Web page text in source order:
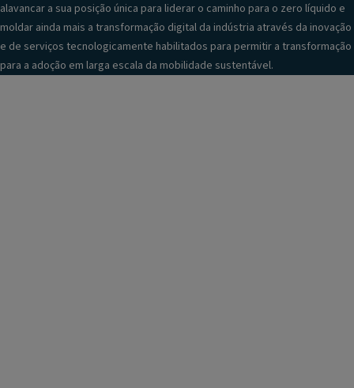
alavancar a sua posição única para liderar o caminho para o zero líquido e
moldar ainda mais a transformação digital da indústria através da inovação
e de serviços tecnologicamente habilitados para permitir a transformação
para a adoção em larga escala da mobilidade sustentável.